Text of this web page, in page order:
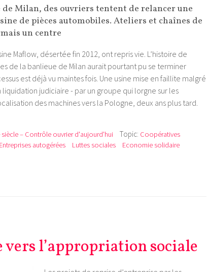
Milan, des ouvriers tentent de relancer une
de pièces automobiles. Ateliers et chaînes de
un centre
Maflow, désertée fin 2012, ont repris vie. L’histoire de
de la banlieue de Milan aurait pourtant pu se terminer
est déjà vu maintes fois. Une usine mise en faillite malgré
judiciaire - par un groupe qui lorgne sur les
des machines vers la Pologne, deux ans plus tard.
siècle – Contrôle ouvrier d'aujourd'hui Topic: Coopératives
Entreprises autogérées Luttes sociales
Economie solidaire
vers l’appropriation sociale